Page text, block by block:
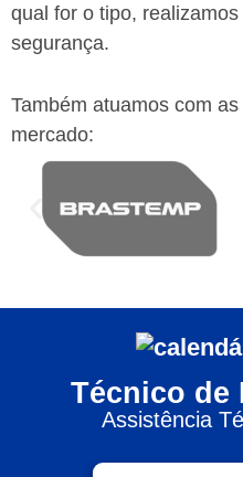
qual for o tipo,
segurança.
Também atuamos com
mercado:
Técnico de
Assistência